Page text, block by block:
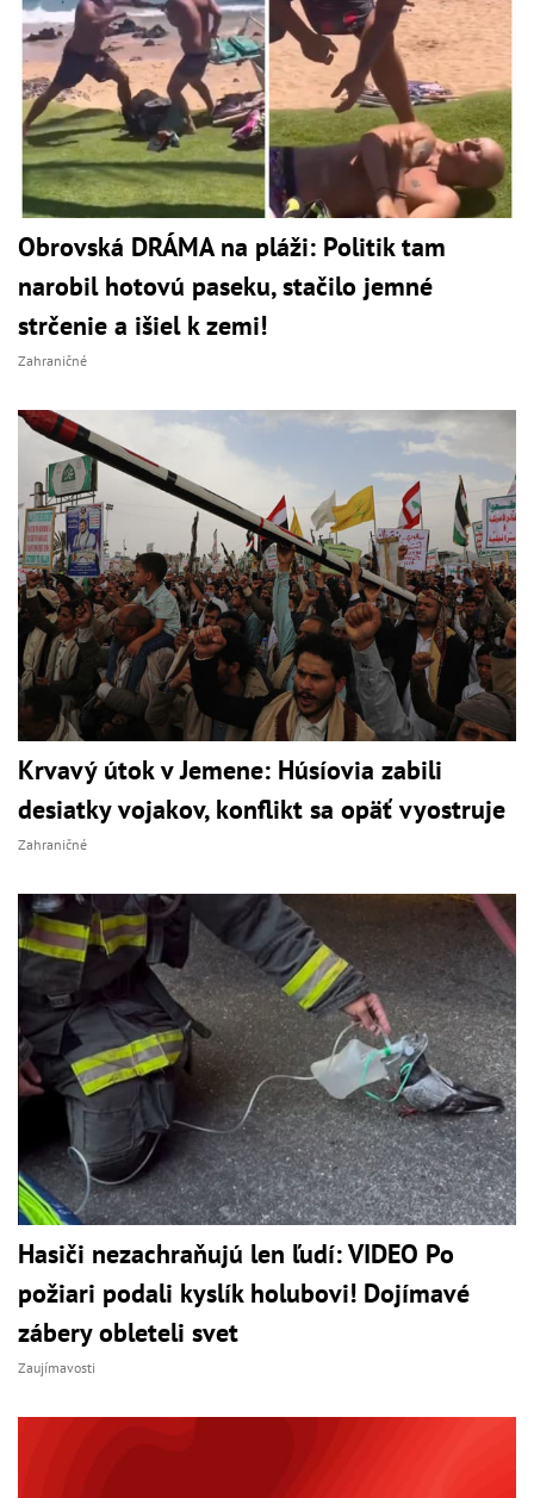
Obrovská DRÁMA na pláži: Politik tam
narobil hotovú paseku, stačilo jemné
strčenie a išiel k zemi!
Zahraničné
Krvavý útok v Jemene: Húsíovia zabili
desiatky vojakov, konflikt sa opäť vyostruje
Zahraničné
Hasiči nezachraňujú len ľudí: VIDEO Po
požiari podali kyslík holubovi! Dojímavé
zábery obleteli svet
Zaujímavosti